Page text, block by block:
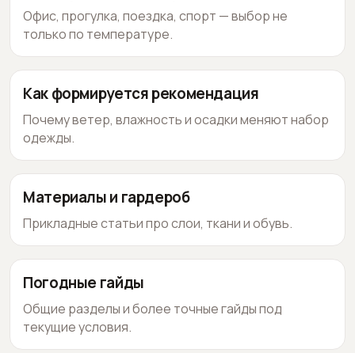
Офис, прогулка, поездка, спорт — выбор не
только по температуре.
Как формируется рекомендация
Почему ветер, влажность и осадки меняют набор
одежды.
Материалы и гардероб
Прикладные статьи про слои, ткани и обувь.
Погодные гайды
Общие разделы и более точные гайды под
текущие условия.